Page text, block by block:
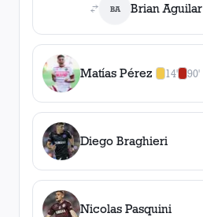
BA Brian Aguilar
Matías Pérez 14' 90'
1amarilla
Diego Braghieri
Nicolas Pasquini